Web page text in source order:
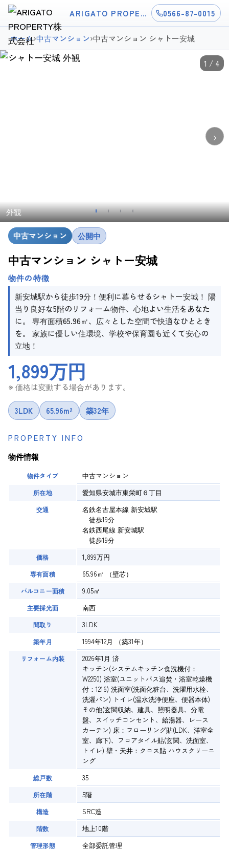
ARIGATO PROPERTY株式会社 0566-87-0015
ホーム›中古マンション›中古マンション シャトー安城
外観
›
1 / 4
中古マンション 公開中
中古マンション シャトー安城
物件の特徴
新安城駅から徒歩19分！便利に暮らせるシャトー安城！ 陽
当り良好な5階のリフォーム物件、心地よい生活をあなた
に。 専有面積65.96㎡、広々とした空間で快適なひととき
を。 家族に優しい住環境、学校や保育園も近くて安心の
立地！
1,899万円
※ 価格は変動する場合があります。
3LDK 65.96m² 築32年
PROPERTY INFO
物件情報
物件タイプ 中古マンション
所在地 愛知県安城市東栄町６丁目
交通
名鉄名古屋本線 新安城駅
徒歩19分
名鉄西尾線 新安城駅
徒歩19分
価格 1,899万円
専有面積 65.96㎡ （壁芯）
バルコニー面積 9.05㎡
主要採光面 南西
間取り 3LDK
築年月 1994年12月 （築31年）
リフォーム内装
2026年1月 済
キッチン(システムキッチン食洗機付：
W2250) 浴室(ユニットバス追焚・浴室乾燥機
付：1216) 洗面室(洗面化粧台、洗濯用水栓、
洗濯パン) トイレ(温水洗浄便座、便器本体)
その他(玄関収納、建具、照明器具、分電
盤、スイッチコンセント、給湯器、レース
カーテン) 床：フローリング貼(LDK、洋室全
室、廊下)、フロアタイル貼(玄関、洗面室、
トイレ) 壁・天井：クロス貼 ハウスクリーニ
ング
総戸数 35
所在階 5階
構造 SRC造
階数 地上10階
管理形態 全部委託管理